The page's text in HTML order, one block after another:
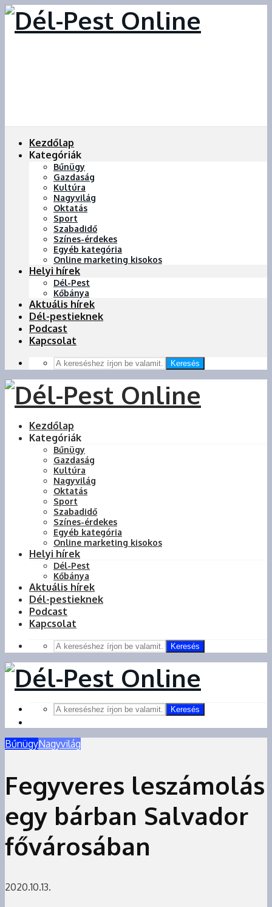
Kezdőlap
Kategóriák
Bűnügy
Gazdaság
Kultúra
Nagyvilág
Oktatás
Sport
Szabadidő
Színes-érdekes
Egyéb kategória
Online marketing kisokos
Helyi hírek
Dél-Pest
Kőbánya
Aktuális hírek
Dél-pestieknek
Podcast
Kapcsolat
Keresés
Kezdőlap
Kategóriák
Bűnügy
Gazdaság
Kultúra
Nagyvilág
Oktatás
Sport
Szabadidő
Színes-érdekes
Egyéb kategória
Online marketing kisokos
Helyi hírek
Dél-Pest
Kőbánya
Aktuális hírek
Dél-pestieknek
Podcast
Kapcsolat
Keresés
Keresés
BűnügyNagyvilág
Fegyveres leszámolás
egy bárban Salvador
fővárosában
2020.10.13.